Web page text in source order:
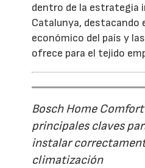
dentro de la estrategia
Catalunya, destacando
económico del país y
ofrece para el tejido
Bosch Home
principales claves
instalar
climatización